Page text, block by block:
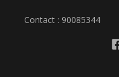
Contact : 90085344